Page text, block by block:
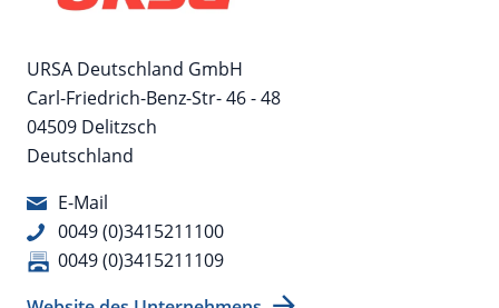
URSA Deutschland GmbH
Carl-Friedrich-Benz-Str- 46 - 48
04509 Delitzsch
Deutschland
E-Mail
0049 (0)3415211100
0049 (0)3415211109